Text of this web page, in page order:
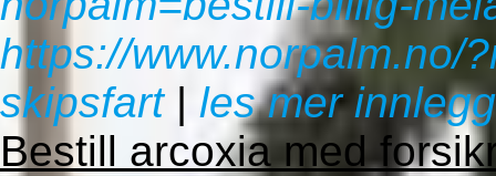
https://www.norpalm.no/
skipsfart| les mer innlegg
Bestill arcoxia med